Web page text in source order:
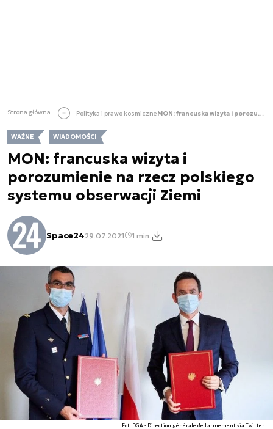
Strona główna Polityka i prawo kosmiczne MON: francuska wizyta i porozumienie na rzecz polskiego systemu obserwacji Ziemi
WAŻNE WIADOMOŚCI
MON: francuska wizyta i
porozumienie na rzecz polskiego
systemu obserwacji Ziemi
Space2429.07.2021 1 min.
Fot. DGA - Direction générale de l'armement via Twitter